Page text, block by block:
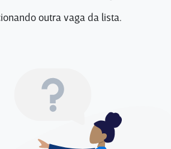
outra vaga da lista.